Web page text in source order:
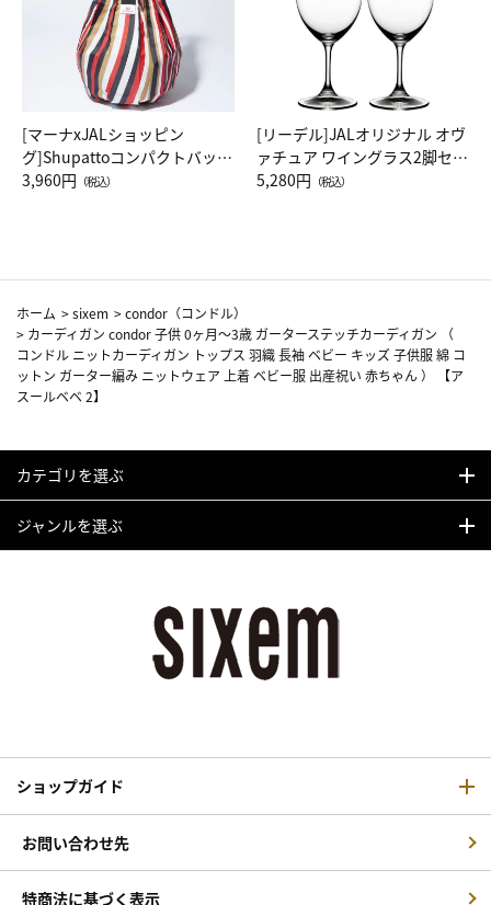
[マーナxJALショッピン
グ]Shupattoコンパクトバッグ
Drop JAL客室乗務員（LC）ス
3,960円 （税込）
[リーデル]JALオリジナル オヴ
ァチュア ワイングラス2脚セッ
ト（レッドワイン）
5,280円 （税込）
ホーム >sixem >condor（コンドル）
> カーディガン condor 子供 0ヶ月～3歳 ガーターステッチカーディガン （
コンドル ニットカーディガン トップス 羽織 長袖 ベビー キッズ 子供服 綿 コ
ットン ガーター編み ニットウェア 上着 ベビー服 出産祝い 赤ちゃん ） 【ア
スールベベ 2】
カテゴリを選ぶ
ジャンルを選ぶ
ショップガイド
お問い合わせ先
特商法に基づく表示